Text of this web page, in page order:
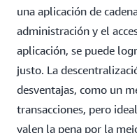
una aplicación de
administración y el
aplicación, se puede
justo. La
desventajas, como un
transacciones, pero
valen la pena por la